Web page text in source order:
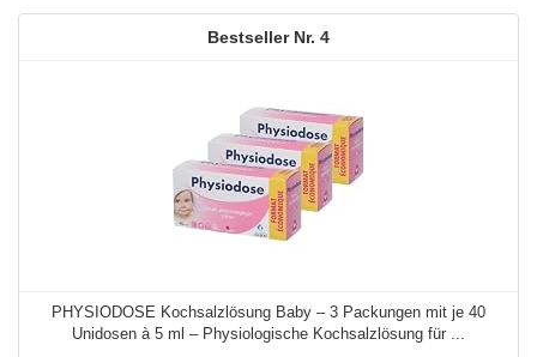
4
PHYSIODOSE Kochsalzlösung Baby – 3 Packungen mit je 40
Unidosen à 5 ml – Physiologische Kochsalzlösung für ...